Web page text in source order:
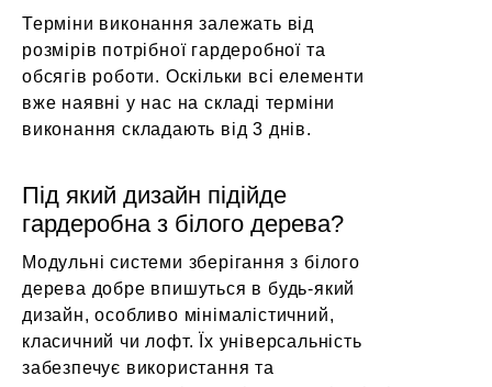
Терміни виконання залежать від
розмірів потрібної гардеробної та
обсягів роботи. Оскільки всі елементи
вже наявні у нас на складі терміни
виконання складають від 3 днів.
Під який дизайн підійде
гардеробна з білого дерева?
Модульні системи зберігання з білого
дерева добре впишуться в будь-який
дизайн, особливо мінімалістичний,
класичний чи лофт. Їх універсальність
забезпечує використання та